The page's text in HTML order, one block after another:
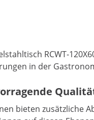
RCWT-
in der
bieten zusätzliche